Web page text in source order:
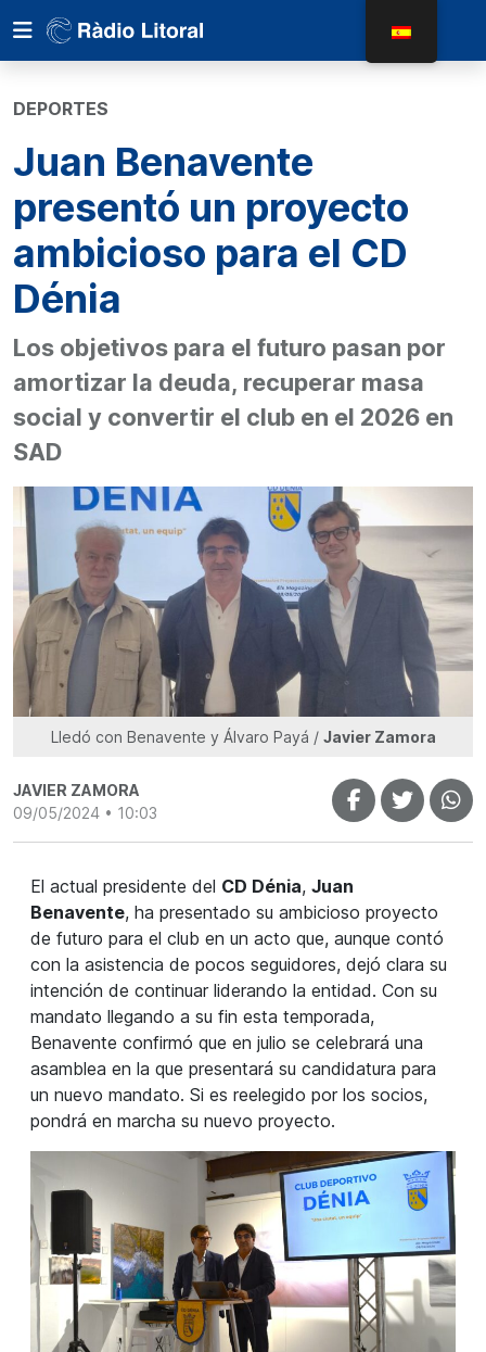
DEPORTES
Juan Benavente
presentó un proyecto
ambicioso para el CD
Dénia
Los objetivos para el futuro pasan por
amortizar la deuda, recuperar masa
social y convertir el club en el 2026 en
SAD
Lledó con Benavente y Álvaro Payá / Javier Zamora
JAVIER ZAMORA
09/05/2024 • 10:03
El actual presidente del CD Dénia, Juan
Benavente, ha presentado su ambicioso proyecto
de futuro para el club en un acto que, aunque contó
con la asistencia de pocos seguidores, dejó clara su
intención de continuar liderando la entidad. Con su
mandato llegando a su fin esta temporada,
Benavente confirmó que en julio se celebrará una
asamblea en la que presentará su candidatura para
un nuevo mandato. Si es reelegido por los socios,
pondrá en marcha su nuevo proyecto.